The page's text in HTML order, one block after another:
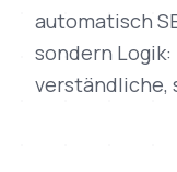
automatisch
sondern
verständliche,